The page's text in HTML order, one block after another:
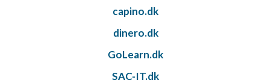
capino.dk
dinero.dk
GoLearn.dk
SAC-IT.dk
Forstå målgrupper gennem statistikker eller
kombinationer af oplysninger fra forskellige